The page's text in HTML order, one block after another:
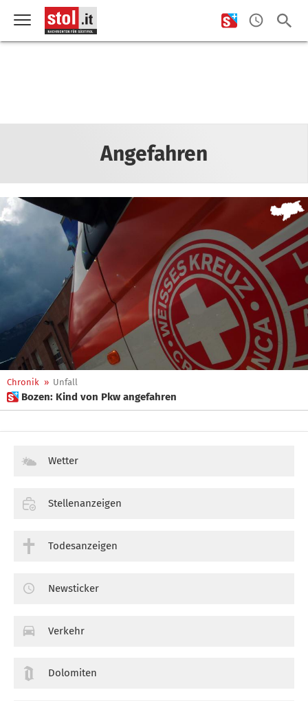
Angefahren
Chronik » Unfall
 Bozen: Kind von Pkw angefahren
Wetter
Stellenanzeigen
Todesanzeigen
Newsticker
Verkehr
Dolomiten